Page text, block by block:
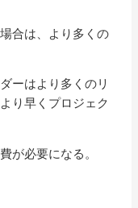
合は、より多くの
ーはより多くのリ
り早くプロジェク
が必要になる。